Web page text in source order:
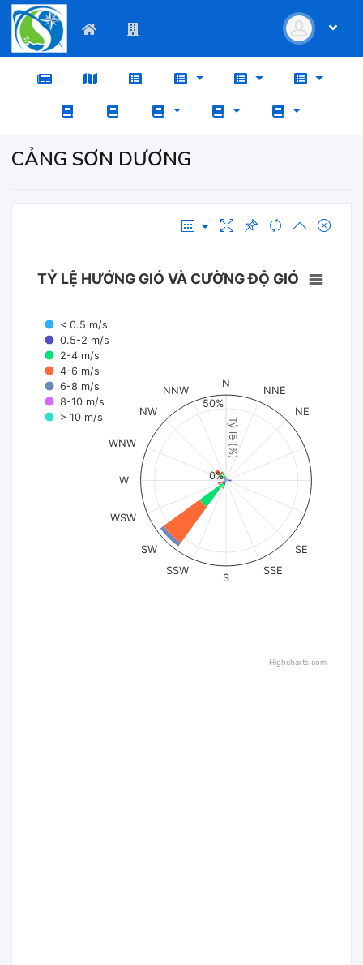
CẢNG SƠN DƯƠNG
Tỷ lệ (%)
TỶ LỆ HƯỚNG GIÓ VÀ CƯỜNG ĐỘ GIÓ
< 0.5 m/s
0.5-2 m/s
2-4 m/s
4-6 m/s
6-8 m/s
8-10 m/s
> 10 m/s
N
NNE
NE
SE
SSE
S
SSW
SW
WSW
W
WNW
NW
NNW
0%
50%
Highcharts.com